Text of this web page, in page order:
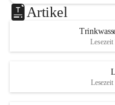
Artikel